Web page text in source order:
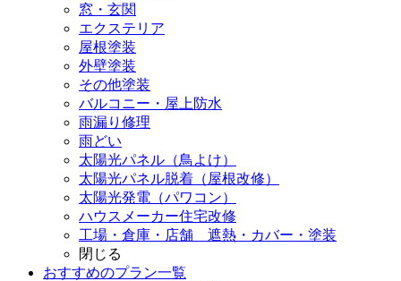
窓・玄関
エクステリア
屋根塗装
外壁塗装
その他塗装
バルコニー・屋上防水
雨漏り修理
雨どい
太陽光パネル（鳥よけ）
太陽光パネル脱着（屋根改修）
太陽光発電（パワコン）
ハウスメーカー住宅改修
工場・倉庫・店舗 遮熱・カバー・塗装
閉じる
おすすめのプラン一覧